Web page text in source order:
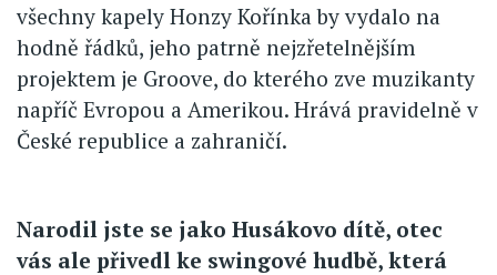
všechny kapely Honzy Kořínka by vydalo na
hodně řádků, jeho patrně nejzřetelnějším
projektem je Groove, do kterého zve muzikanty
napříč Evropou a Amerikou. Hrává pravidelně v
České republice a zahraničí.
Narodil jste se jako Husákovo dítě, otec
vás ale přivedl ke swingové hudbě, která